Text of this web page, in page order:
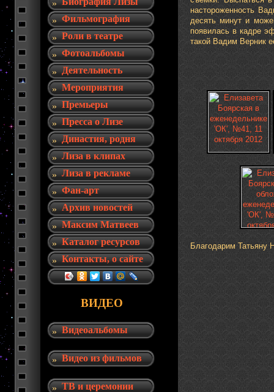
Фильмография
Роли в театре
Фотоальбомы
Деятельность
Мероприятия
Премьеры
Пресса о Лизе
Династия, родня
Лиза в клипах
Лиза в рекламе
Фан-арт
Архив новостей
Максим Матвеев
Каталог ресурсов
Контакты, о сайте
ВИДЕО
Видеоальбомы
Видео из фильмов
ТВ и церемонии
настороженность
десять минут и
появилась в кадре
такой Вадим Верник
Благодарим Татьяну